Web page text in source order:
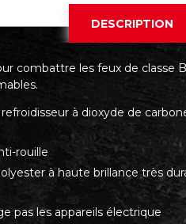
DESCRIPTION
combattre les feux de classe
à dioxyde de
rouille
à haute brillance très
pas les appareils électrique